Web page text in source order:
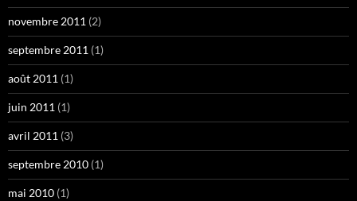
novembre 2011 (2)
septembre 2011 (1)
août 2011 (1)
juin 2011 (1)
avril 2011 (3)
septembre 2010 (1)
mai 2010 (1)